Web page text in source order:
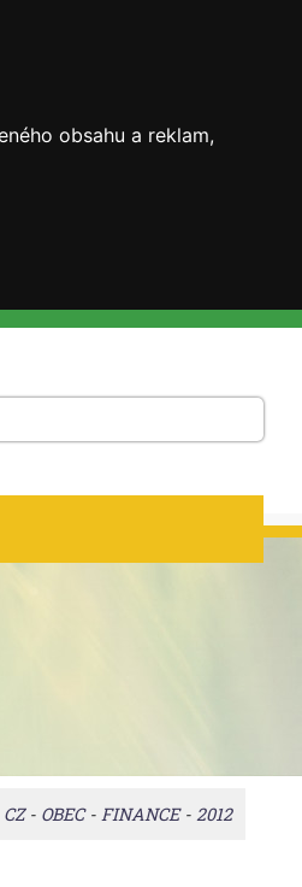
obsahu a reklam,
CZ- OBEC- FINANCE- 2012